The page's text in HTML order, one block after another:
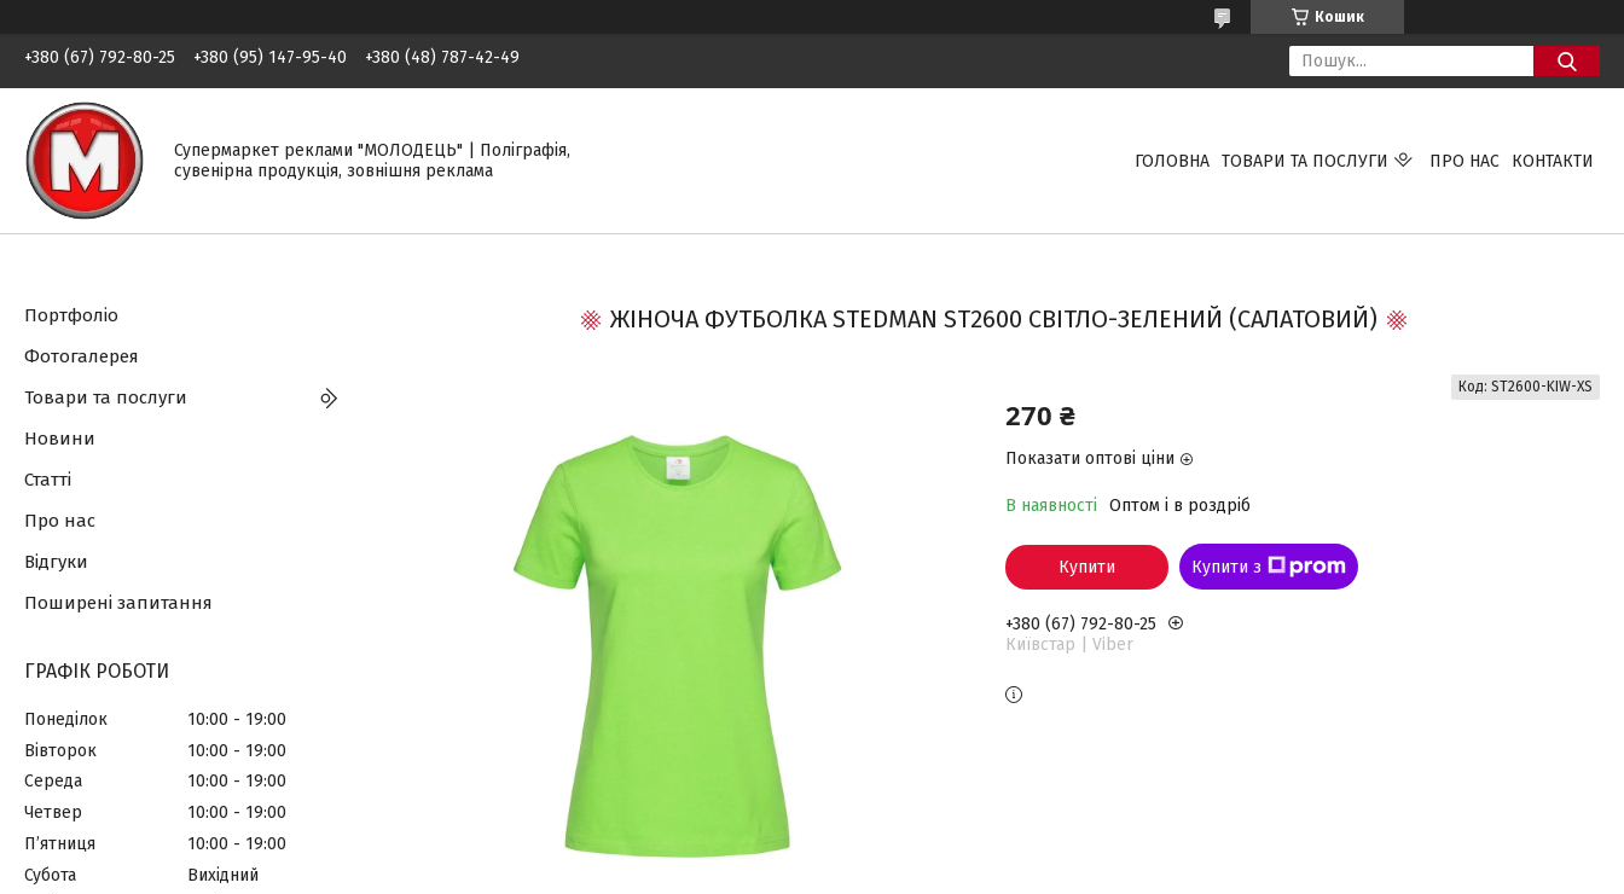
Кошик
+380 (67) 792-80-25 +380 (95) 147-95-40 +380 (48) 787-42-49
Супермаркет реклами "МОЛОДЕЦЬ" | Поліграфія,
сувенірна продукція, зовнішня реклама
ГОЛОВНА ТОВАРИ ТА ПОСЛУГИ ПРО НАС КОНТАКТИ
ЖІНОЧА ФУТБОЛКА STEDMAN ST2600 СВІТЛО-ЗЕЛЕНИЙ (САЛАТОВИЙ)
270 ₴
Показати оптові ціни
В наявності Оптом і в роздріб
Код: ST2600-KIW-XS
Купити Купити з
+380 (67) 792-80-25
Київстар | Viber
Портфоліо
Фотогалерея
Товари та послуги
Новини
Статті
Про нас
Відгуки
Поширені запитання
ГРАФІК РОБОТИ
Понеділок 10:00
19:00
Вівторок
10:00
19:00
Середа
10:00
19:00
Четвер
10:00
19:00
Пʼятниця
10:00
19:00
Субота
Вихідний